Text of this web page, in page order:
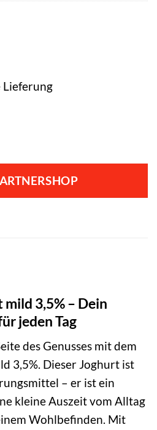
mild 3,5% – Dein
jeden Tag
des Genusses mit dem
3,5%. Dieser Joghurt ist
– er ist ein
kleine Auszeit vom Alltag
Wohlbefinden. Mit